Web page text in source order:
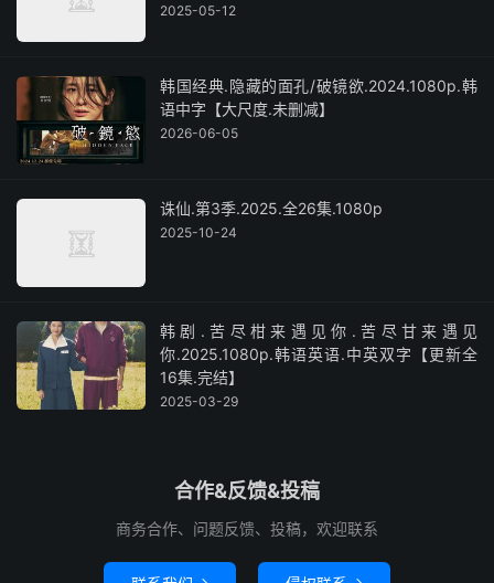
2025-05-12
韩国经典.隐藏的面孔/破镜欲.2024.1080p.韩
语中字【大尺度.未删减】
2026-06-05
诛仙.第3季.2025.全26集.1080p
2025-10-24
韩剧.苦尽柑来遇见你.苦尽甘来遇见
你.2025.1080p.韩语英语.中英双字【更新全
16集.完结】
2025-03-29
合作&反馈&投稿
商务合作、问题反馈、投稿，欢迎联系